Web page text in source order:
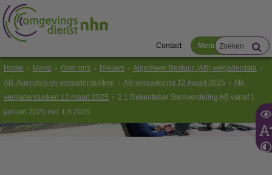
Contact Menu
Home Menu Over ons Nieuws
Algemeen Bestuur (AB) vergaderdata
AB: Agenda's en vergaderstukken
AB-vergadering 12 maart 2025
AB-
vergaderstukken 12 maart 2025
2.1 Rekentabel Stemverdeling AB vanaf 1
januari 2025 incl. LS 2025